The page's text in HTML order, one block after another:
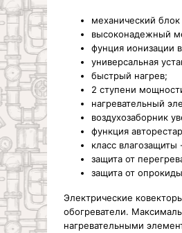
механический
высоконадежный
фунция ионизации
универсальная
быстрый нагрев;
2 ступени
нагревательный
воздухозаборник
функция
класс влагозащиты
защита от
защита от
Электрические
обогреватели.
нагревательными